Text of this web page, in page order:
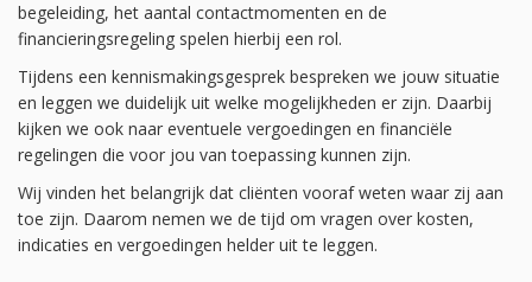
begeleiding, het aantal contactmomenten en de
financieringsregeling spelen hierbij een rol.
Tijdens een kennismakingsgesprek bespreken we jouw situatie
en leggen we duidelijk uit welke mogelijkheden er zijn. Daarbij
kijken we ook naar eventuele vergoedingen en financiële
regelingen die voor jou van toepassing kunnen zijn.
Wij vinden het belangrijk dat cliënten vooraf weten waar zij aan
toe zijn. Daarom nemen we de tijd om vragen over kosten,
indicaties en vergoedingen helder uit te leggen.